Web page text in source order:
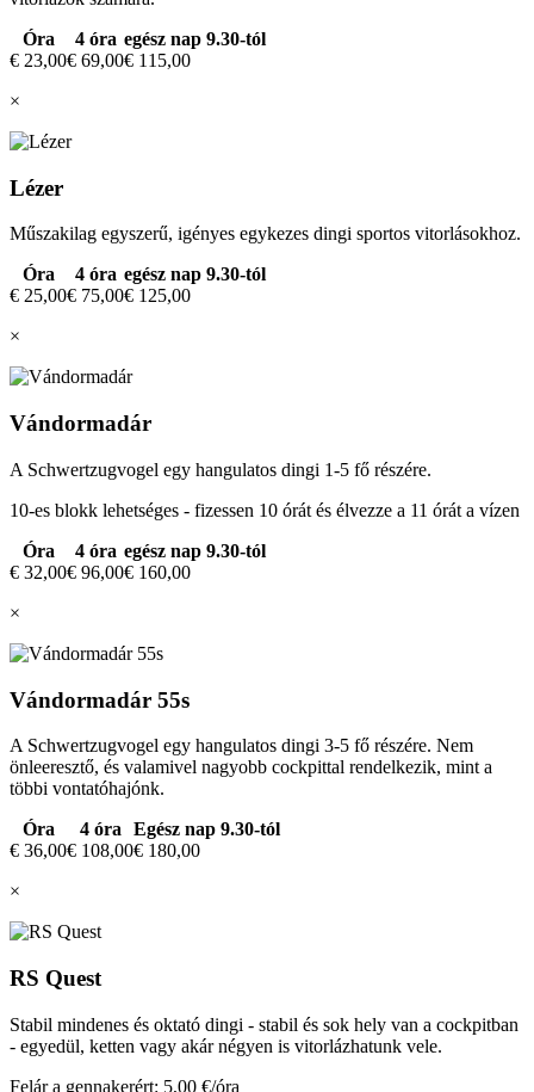
Óra
4 óra egész nap 9.30-tól
€ 23,00€ 69,00€ 115,00
×
Lézer
Műszakilag egyszerű, igényes egykezes dingi sportos vitorlásokhoz.
Óra
4 óra egész nap 9.30-tól
€ 25,00€ 75,00€ 125,00
×
Vándormadár
A Schwertzugvogel egy hangulatos dingi 1-5 fő részére.
10-es blokk lehetséges - fizessen 10 órát és élvezze a 11 órát a vízen
Óra
4 óra egész nap 9.30-tól
€ 32,00€ 96,00€ 160,00
×
Vándormadár 55s
A Schwertzugvogel egy hangulatos dingi 3-5 fő részére. Nem
önleeresztő, és valamivel nagyobb cockpittal rendelkezik, mint a
többi vontatóhajónk.
Óra
4 óra
Egész nap 9.30-tól
€ 36,00€ 108,00€ 180,00
×
RS Quest
Stabil mindenes és oktató dingi - stabil és sok hely van a cockpitban
- egyedül, ketten vagy akár négyen is vitorlázhatunk vele.
Felár a gennakerért: 5,00 €/óra